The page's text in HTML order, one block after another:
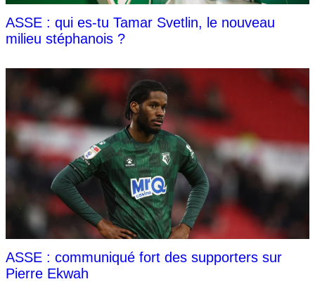
ASSE : qui es-tu Tamar Svetlin, le nouveau
milieu stéphanois ?
ASSE : communiqué fort des supporters sur
Pierre Ekwah